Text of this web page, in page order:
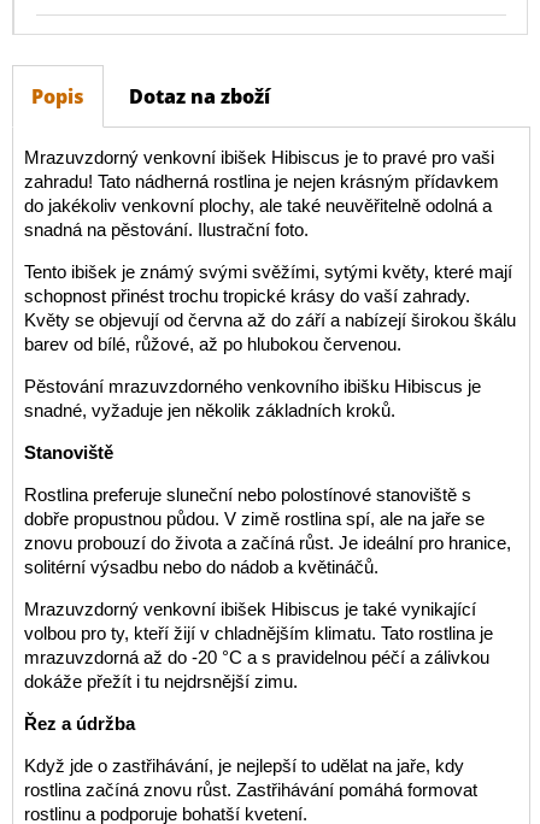
Popis Dotaz na zboží
Mrazuvzdorný venkovní ibišek Hibiscus je to pravé pro vaši
zahradu! Tato nádherná rostlina je nejen krásným přídavkem
do jakékoliv venkovní plochy, ale také neuvěřitelně odolná a
snadná na pěstování. Ilustrační foto.
Tento ibišek je známý svými svěžími, sytými květy, které mají
schopnost přinést trochu tropické krásy do vaší zahrady.
Květy se objevují od června až do září a nabízejí širokou škálu
barev od bílé, růžové, až po hlubokou červenou.
Pěstování mrazuvzdorného venkovního ibišku Hibiscus je
snadné, vyžaduje jen několik základních kroků.
Stanoviště
Rostlina preferuje sluneční nebo polostínové stanoviště s
dobře propustnou půdou. V zimě rostlina spí, ale na jaře se
znovu probouzí do života a začíná růst. Je ideální pro hranice,
solitérní výsadbu nebo do nádob a květináčů.
Mrazuvzdorný venkovní ibišek Hibiscus je také vynikající
volbou pro ty, kteří žijí v chladnějším klimatu. Tato rostlina je
mrazuvzdorná až do -20 °C a s pravidelnou péčí a zálivkou
dokáže přežít i tu nejdrsnější zimu.
Řez a údržba
Když jde o zastřihávání, je nejlepší to udělat na jaře, kdy
rostlina začíná znovu růst. Zastřihávání pomáhá formovat
rostlinu a podporuje bohatší kvetení.